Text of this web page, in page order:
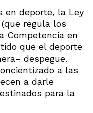
en deporte, la Ley
regula los
Competencia en
que el deporte
despegue.
a las
a darle
para la